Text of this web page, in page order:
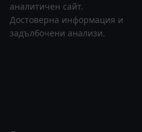
аналитичен сайт.
Достоверна информация и
задълбочени анализи.